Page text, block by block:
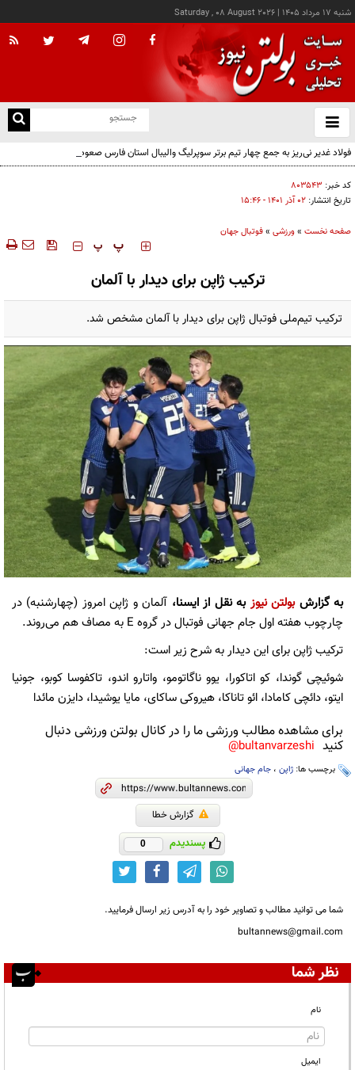
شنبه ۱۷ مرداد ۱۴۰۵ |
Saturday , 08 August 2026
باز
و
فولاد غدیر نی‌ریز به جمع چهار تیم برتر سوپرلیگ والیبال استان فارس صعود کرد
کد خبر: ۸۰۳۵۴۳
تاریخ انتشار: ۰۲ آذر ۱۴۰۱ - ۱۵:۴۶
صفحه نخست »ورزشی »فوتبال جهان
‍‍‍ پ پ
ترکیب ژاپن برای دیدار با آلمان
ترکیب تیم‌ملی فوتبال ژاپن برای دیدار با آلمان مشخص شد.
به گزارشبولتن نیوز به نقل از ایسنا، آلمان و ژاپن امروز (چهارشنبه) در
چارچوب هفته اول جام جهانی فوتبال در گروه E به مصاف هم می‌روند.
ترکیب ژاپن برای این دیدار به شرح زیر است:
شوئیچی گوندا، کو اتاکورا، یوو ناگاتومو، واتارو اندو، تاکفوسا کوبو، جونیا
ایتو، دائچی کامادا، ائو تاناکا، هیروکی ساکای، مایا یوشیدا، دایزن مائدا
برای مشاهده مطالب ورزشی ما را در کانال بولتن ورزشی دنبال
کنید bultanvarzeshi@
برچسب ها: ژاپن ، جام جهانی
گزارش خطا
پسندیدم 0
شما می توانید مطالب و تصاویر خود را به آدرس زیر ارسال فرمایید.
bultannews@gmail.com
نظر شما
نام
ایمیل